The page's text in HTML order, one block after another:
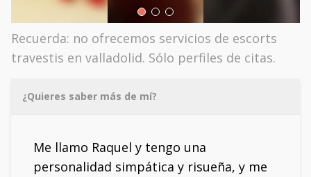
Recuerda: no ofrecemos servicios de escorts
travestis en valladolid. Sólo perfiles de citas.
¿Quieres saber más de mí?
Me llamo Raquel y tengo una
personalidad simpática y risueña, y me